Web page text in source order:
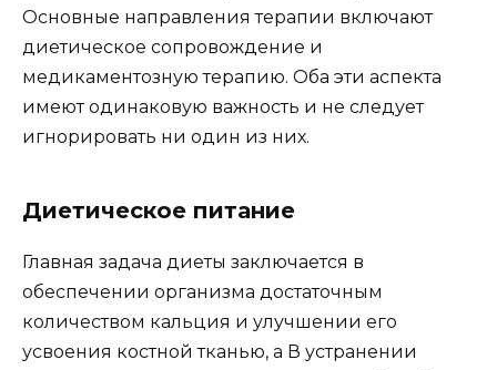
Основные направления терапии включают
диетическое сопровождение и
медикаментозную терапию. Оба эти аспекта
имеют одинаковую важность и не следует
игнорировать ни один из них.
Диетическое питание
Главная задача диеты заключается в
обеспечении организма достаточным
количеством кальция и улучшении его
усвоения костной тканью, а В устранении